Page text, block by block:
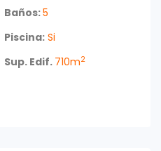
Baños:5
Piscina: Si
Sup. Edif. 710m2